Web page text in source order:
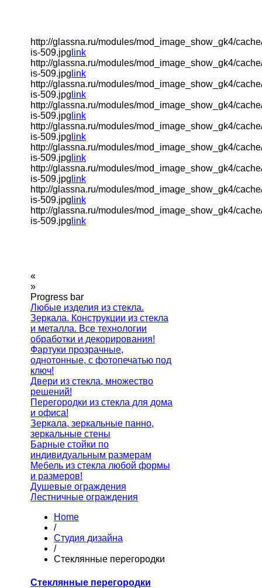
http://glassna.ru/modules/mod_image_show_gk4/
is-509.jpg link
http://glassna.ru/modules/mod_image_show_gk4/
is-509.jpg link
http://glassna.ru/modules/mod_image_show_gk4/
is-509.jpg link
http://glassna.ru/modules/mod_image_show_gk4/
is-509.jpg link
http://glassna.ru/modules/mod_image_show_gk4/
is-509.jpg link
http://glassna.ru/modules/mod_image_show_gk4/
is-509.jpg link
http://glassna.ru/modules/mod_image_show_gk4/
is-509.jpg link
http://glassna.ru/modules/mod_image_show_gk4/
is-509.jpg link
http://glassna.ru/modules/mod_image_show_gk4/
is-509.jpg link
«
»
Progress bar
Любые изделия из стекла.
Зеркала. Конструкции из стекла
и металла. Все технологии
обработки и декорирования!
Фартуки прозрачные,
однотонные, с фотопечатью под
ключ!
Двери из стекла, множество
решений!
Перегородки из стекла для дома
и офиса!
Зеркала, зеркальные панно,
зеркальные стены
Барные стойки по
индивидуальным размерам
Мебель из стекла любой формы
и размеров!
Душевые ограждения
Лестничные ограждения
Home
/
Студия дизайна
/
Стеклянные перегородки
Стеклянные перегородки